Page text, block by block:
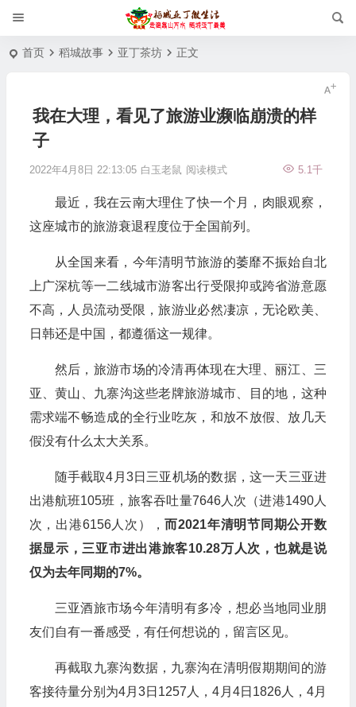
首页 稻城故事 亚丁茶坊 正文
我在大理，看见了旅游业濒临崩溃的样
子
2022年4月8日 22:13:05 白玉老鼠 5.1千
阅读模式
最近，我在云南大理住了快一个月，肉眼观察，
这座城市的旅游衰退程度位于全国前列。
从全国来看，今年清明节旅游的萎靡不振始自北
上广深杭等一二线城市游客出行受限抑或跨省游意愿
不高，人员流动受限，旅游业必然凄凉，无论欧美、
日韩还是中国，都遵循这一规律。
然后，旅游市场的冷清再体现在大理、丽江、三
亚、黄山、九寨沟这些老牌旅游城市、目的地，这种
需求端不畅造成的全行业吃灰，和放不放假、放几天
假没有什么太大关系。
随手截取4月3日三亚机场的数据，这一天三亚进
出港航班105班，旅客吞吐量7646人次（进港1490人
次，出港6156人次），而2021年清明节同期公开数
据显示，三亚市进出港旅客10.28万人次，也就是说
仅为去年同期的7%。
三亚酒旅市场今年清明有多冷，想必当地同业朋
友们自有一番感受，有任何想说的，留言区见。
再截取九寨沟数据，九寨沟在清明假期期间的游
客接待量分别为4月3日1257人，4月4日1826人，4月